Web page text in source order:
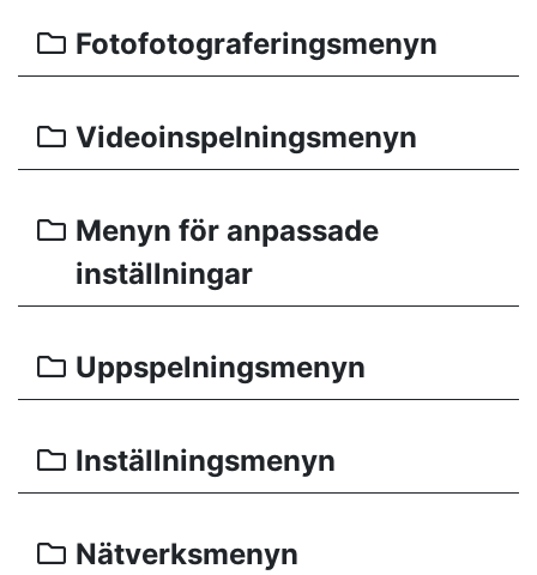
Fotofotograferingsmenyn
Videoinspelningsmenyn
Menyn för anpassade
inställningar
Uppspelningsmenyn
Inställningsmenyn
Nätverksmenyn